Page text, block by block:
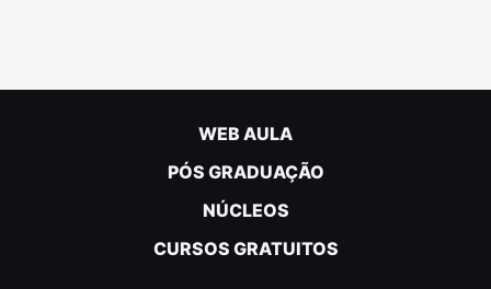
WEB AULA
PÓS GRADUAÇÃO
NÚCLEOS
CURSOS GRATUITOS